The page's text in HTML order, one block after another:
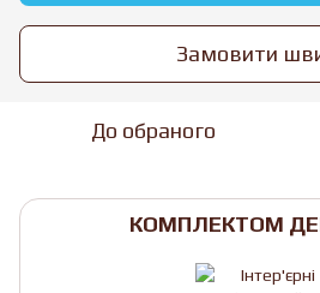
Замовити
До обраного
КОМПЛЕКТОМ